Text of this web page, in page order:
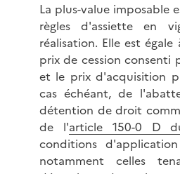
La plus-value imposable
règles d'assiette en
réalisation. Elle est
prix de cession consenti
et le prix d'acquisition
cas échéant, de
détention de droit
de l'article 150-0 D
conditions
notamment celles